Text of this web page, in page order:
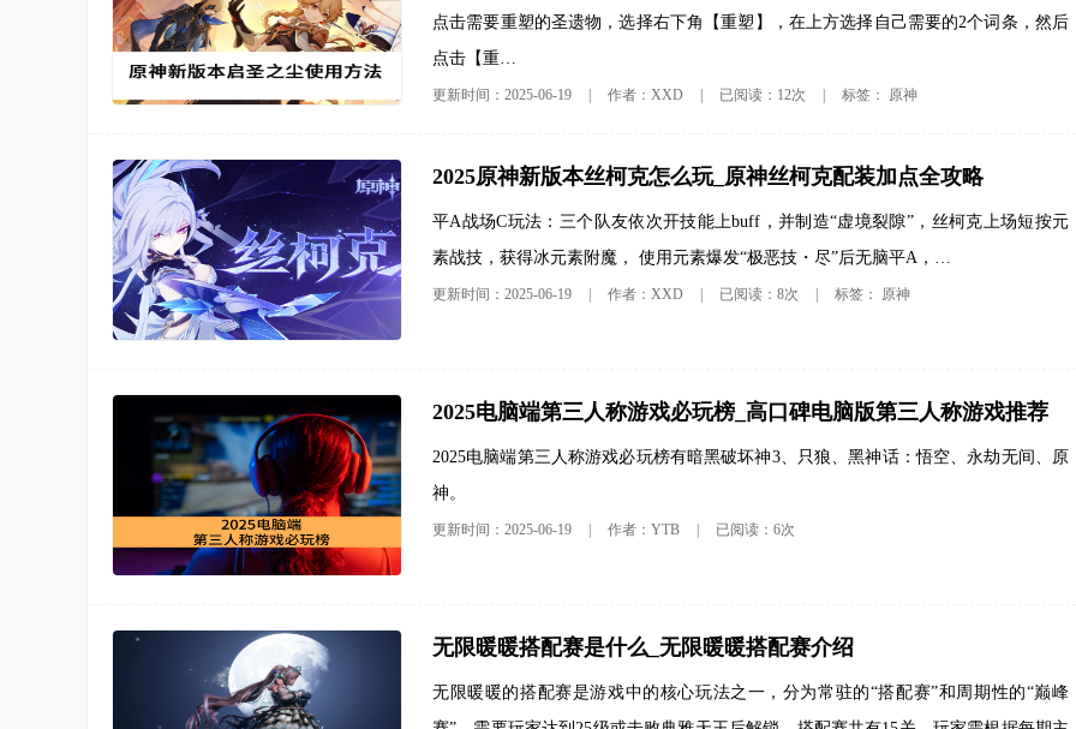
点击需要重塑的圣遗物，选择右下角【重塑】，在上方选择自己需要的2个词条，然后
点击【重…
更新时间：2025-06-19 作者：XXD 已阅读：12次 标签： 原神
2025原神新版本丝柯克怎么玩_原神丝柯克配装加点全攻略
平A战场C玩法：三个队友依次开技能上buff，并制造“虚境裂隙”，丝柯克上场短按元
素战技，获得冰元素附魔， 使用元素爆发“极恶技・尽”后无脑平A，…
更新时间：2025-06-19 作者：XXD 已阅读：8次 标签： 原神
2025电脑端第三人称游戏必玩榜_高口碑电脑版第三人称游戏推荐
2025电脑端第三人称游戏必玩榜有暗黑破坏神3、只狼、黑神话：悟空、永劫无间、原
神。
更新时间：2025-06-19 作者：YTB 已阅读：6次
无限暖暖搭配赛是什么_无限暖暖搭配赛介绍
无限暖暖的搭配赛是游戏中的核心玩法之一，分为常驻的“搭配赛”和周期性的“巅峰